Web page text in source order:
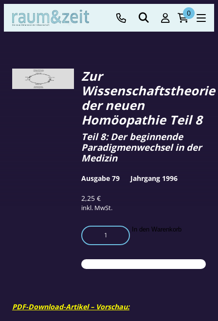
0
Zur
Wissenschaftstheorie
der neuen
Homöopathie Teil 8
2,25€
inkl. MwSt.
Teil 8: Der beginnende
Paradigmenwechsel in der
Medizin
Zur
Wissenschaftstheorie
neuen
Homöopathie
In den Warenkorb
Ausgabe 79 Jahrgang 1996
PDF-Download-Artikel – Vorschau: